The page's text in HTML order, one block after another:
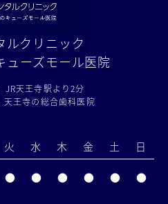
ルクリニック
ューズモール医院
JR天王寺駅より2分
天王寺の総合歯科医院
火 水 木 金 土 日
● ● ● ● ● ●